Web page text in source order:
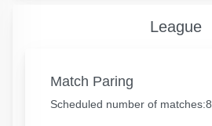
League
Match Paring
Scheduled number of matches:8